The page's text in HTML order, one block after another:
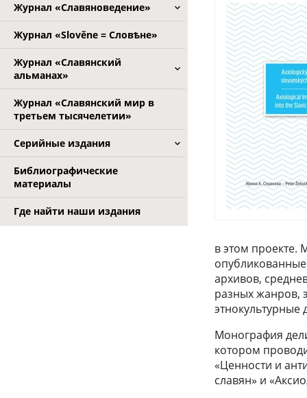
Журнал «Славяноведение»
Журнал «Slověne = Словѣне»
Журнал «Славянский
альманах»
Журнал «Славянский мир в
третьем тысячелетии»
Серийные издания
Библиографические
материалы
Где найти наши издания
в этом проекте.
архивов,
разных жанров,
Монография
котором
«Ценности и
славян» и